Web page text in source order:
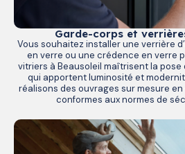
Garde-corps et
Vous souhaitez installer une verrière
en verre ou une crédence en verre
vitriers à Beausoleil maîtrisent la
qui apportent luminosité et
réalisons des ouvrages sur mesure
conformes aux normes de